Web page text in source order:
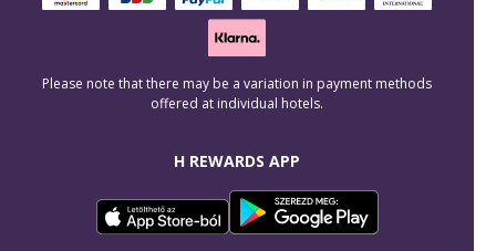
H REWARDS APP
Please note that there may be a variation in payment methods
offered at individual hotels.